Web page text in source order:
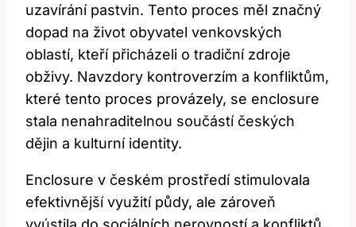
uzavírání pastvin. Tento proces měl značný
dopad na život obyvatel venkovských
oblastí, kteří přicházeli o tradiční zdroje
obživy. Navzdory kontroverzím a konfliktům,
které tento proces provázely, se enclosure
stala nenahraditelnou součástí českých
dějin a kulturní identity.
Enclosure v českém prostředí stimulovala
efektivnější využití půdy, ale zároveň